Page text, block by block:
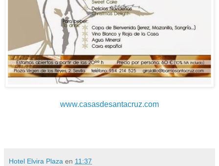
www.casasdesantacruz.com
Hotel Elvira Plaza en 11:37